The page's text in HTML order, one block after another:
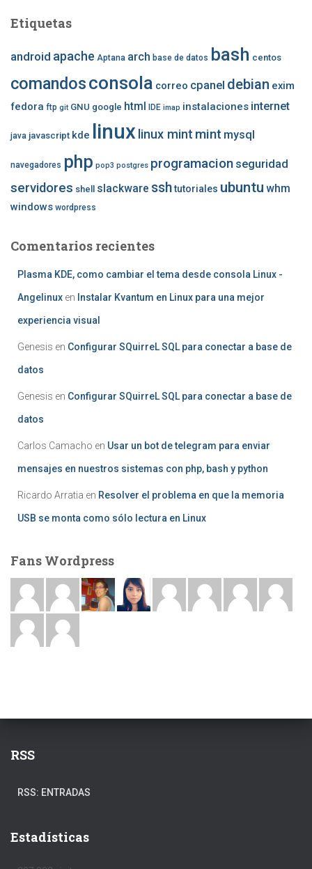
Etiquetas
android apache Aptana arch base de datos bash centos
comandosconsola correo cpanel debian exim
fedora ftp git GNU google html IDE imap instalaciones internet
java javascript kde linux linux mint mint mysql
navegadores php pop3 postgres programacion seguridad
servidores shell slackware sshtutoriales ubuntu whm
windows wordpress
Comentarios recientes
Plasma KDE, como cambiar el tema desde consola Linux -
Angelinux en Instalar Kvantum en Linux para una mejor
experiencia visual
Genesis en Configurar SQuirreL SQL para conectar a base de
datos
Genesis en Configurar SQuirreL SQL para conectar a base de
datos
Carlos Camacho en Usar un bot de telegram para enviar
mensajes en nuestros sistemas con php, bash y python
Ricardo Arratia en Resolver el problema en que la memoria
USB se monta como sólo lectura en Linux
Fans Wordpress
RSS
RSS: ENTRADAS
Estadísticas